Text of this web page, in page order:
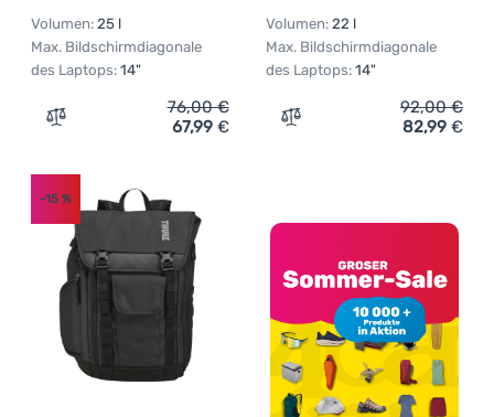
Volumen: 25 l
Max. Bildschirmdiagonale
des Laptops: 14"
Zum Vergleich 'Urban-Rucksack Ferrino Post 25'
76,00€
67,99 €
Volumen: 22 l
Max. Bildschirmdiagonale
des Laptops: 14"
Zum Vergleich 'Urban-
92,00€
82,99 €
-15 %